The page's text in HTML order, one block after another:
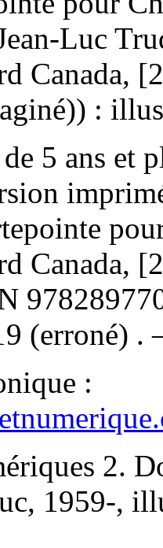
Luc
Canada,
:
5 ans et
(erroné)
:
2.
1959-,